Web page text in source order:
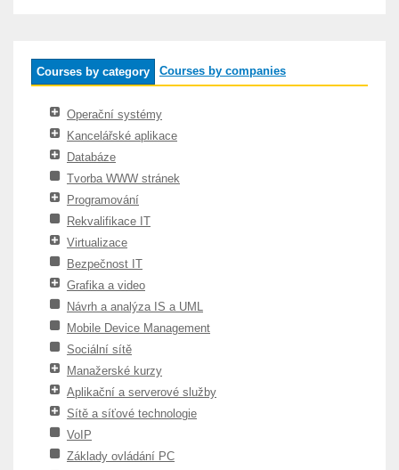
Courses by category Courses by companies
Operační systémy
Kancelářské aplikace
Databáze
Tvorba WWW stránek
Programování
Rekvalifikace IT
Virtualizace
Bezpečnost IT
Grafika a video
Návrh a analýza IS a UML
Mobile Device Management
Sociální sítě
Manažerské kurzy
Aplikační a serverové služby
Sítě a síťové technologie
VoIP
Základy ovládání PC